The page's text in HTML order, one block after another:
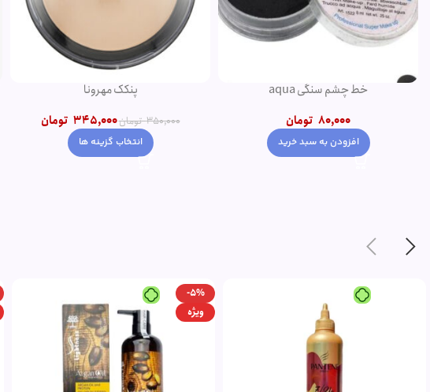
خط چشم سنگی aqua
80,000 تومان
افزودن به سبد خرید
پنکک مهرونا
350,000 تومان345,000 تومان
انتخاب گزینه ها
-5%
ویژه